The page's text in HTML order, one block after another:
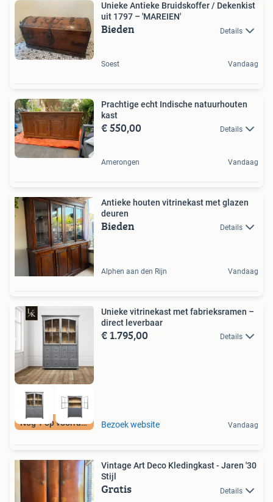
Unieke Antieke Bruidskoffer / Dekenkist
uit 1797 – 'MAREIEN'
Bieden Details
Soest Vandaag
Prachtige echt Indische natuurhouten
kast
€ 550,00 Details
Amerongen Vandaag
Antieke houten vitrinekast met glazen
deuren
Bieden Details
Alphen aan den Rijn Vandaag
Nog 1 op voorraad
Unieke vitrinekast met fabrieksramen –
direct leverbaar
€ 1.795,00 Details
Bezoek website Vandaag
Vintage Art Deco Kledingkast - Jaren '30
Stijl
Gratis Details